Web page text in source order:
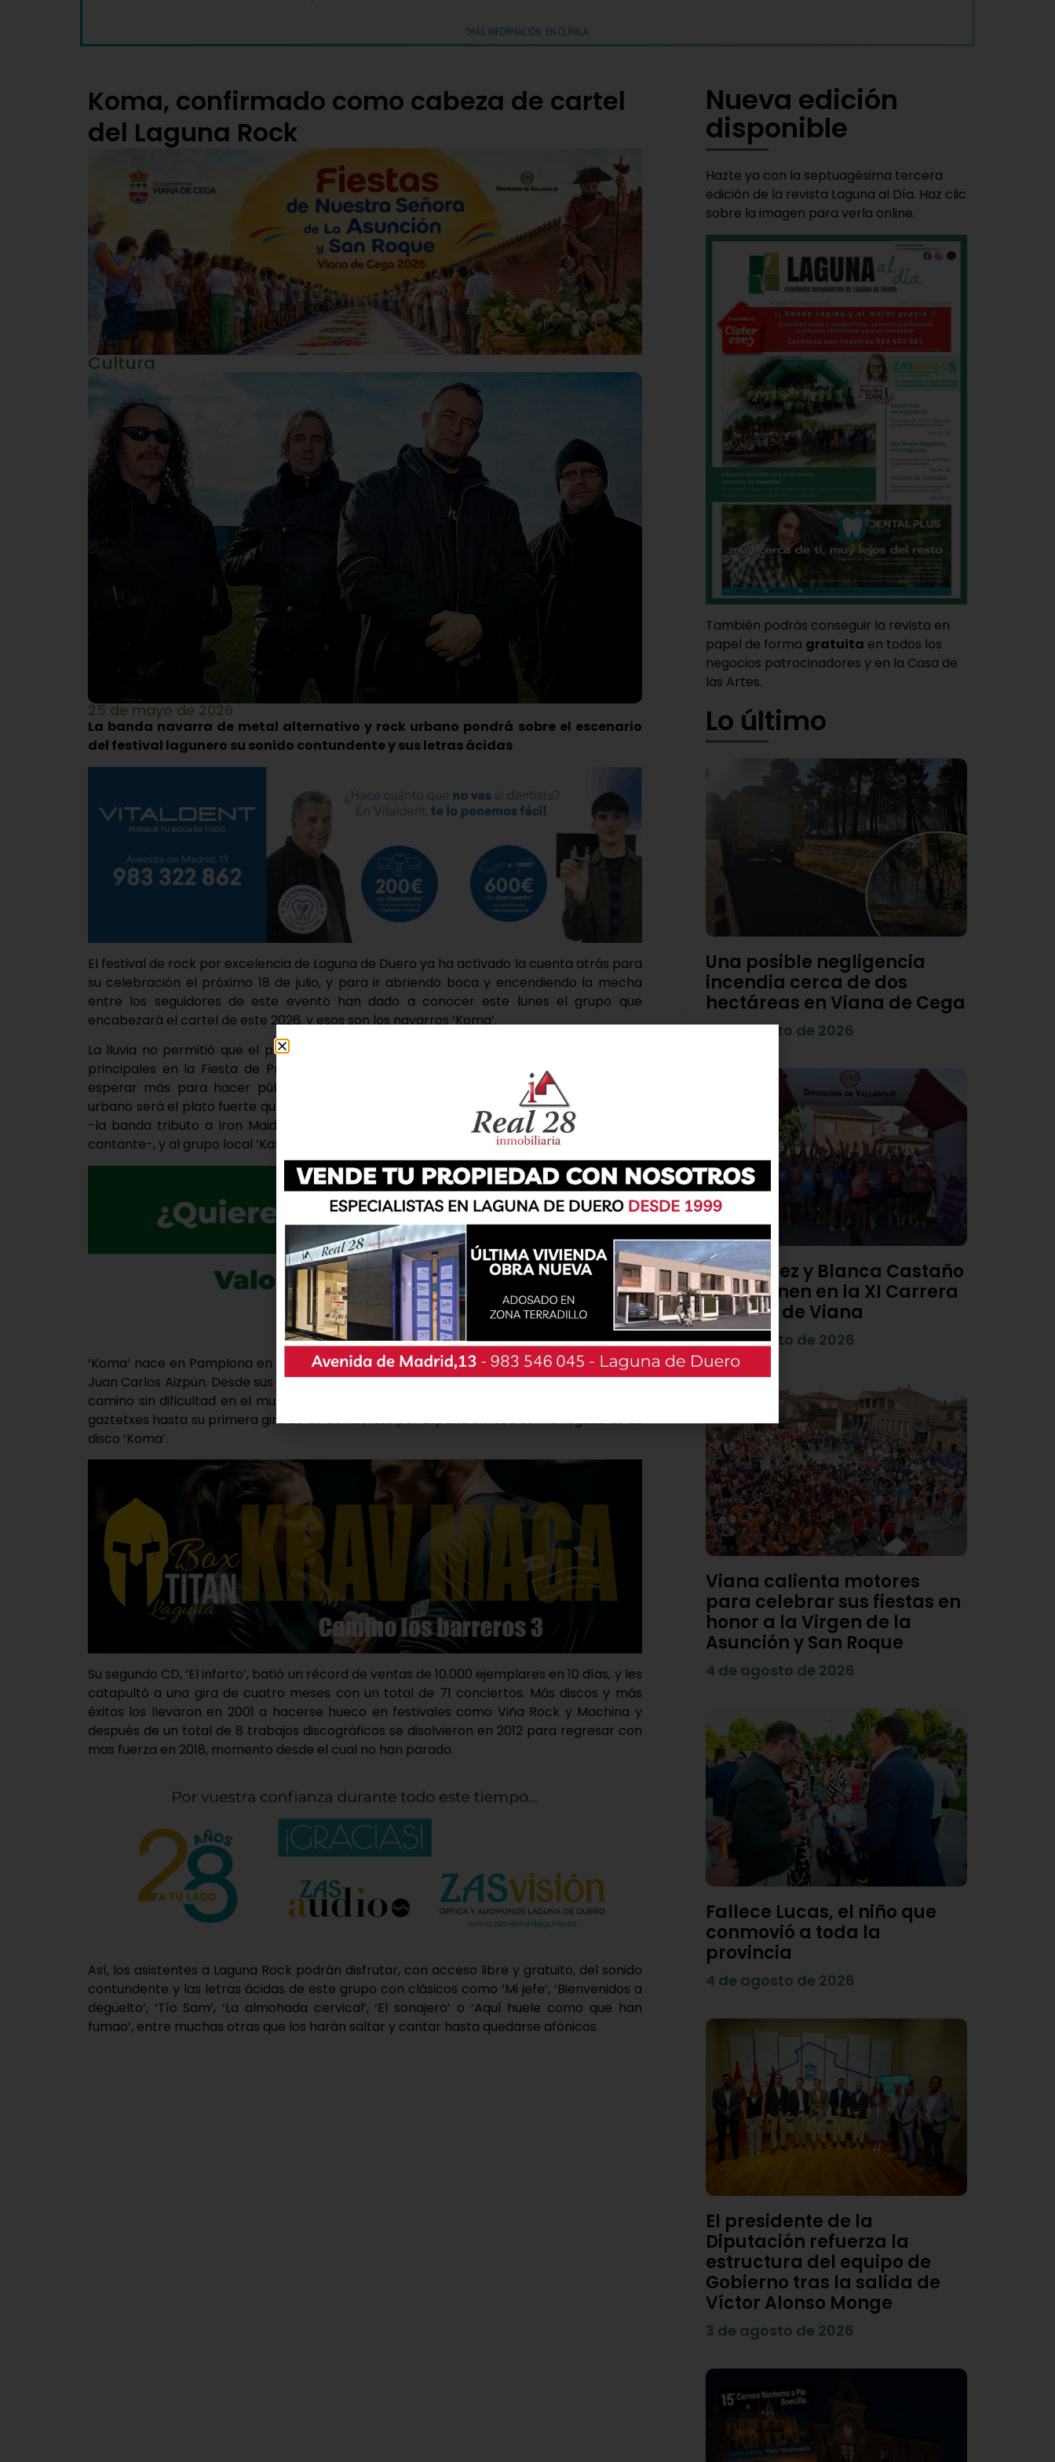
Koma, confirmado como cabeza de cartel
del Laguna Rock
Cultura
25 de mayo de 2026
La banda navarra de metal alternativo y rock urbano pondrá sobre el escenario
del festival lagunero su sonido contundente y sus letras ácidas
El festival de rock por excelencia de Laguna de Duero ya ha activado la cuenta atrás para
su celebración el próximo 18 de julio, y para ir abriendo boca y encendiendo la mecha
entre los seguidores de este evento han dado a conocer este lunes el grupo que
encabezará el cartel de este 2026, y esos son los navarros ‘Koma’.
La lluvia no permitió que el pasado 10 de mayo se desvelase el nombre de los artistas
principales en la Fiesta de Presentación, y por ello los organizadores no han querido
esperar más para hacer público que la banda navarra de metal alternativo y rock
urbano será el plato fuerte que acompañe en este evento a ‘La Regadera’ o ‘Iron What?’
-la banda tributo a Iron Maiden que no pudo actuar en 2025 debido a la lesión de su
cantante-, y al grupo local ‘Kaskaos’.
‘Koma’ nace en Pamplona en 1995 de la mano de Brigi Duque, Rafa Redín, Natxo Zabala y
Juan Carlos Aizpún. Desde sus inicios, con su primera maqueta, la banda consiguió abrirse
camino sin dificultad en el mundo de la música, comenzando con conciertos en bares y
gaztetxes hasta su primera gira de 57 conciertos por España en 1996 con la llegada de su
disco ‘Koma’.
Su segundo CD, ‘El infarto’, batió un récord de ventas de 10.000 ejemplares en 10 días, y les
catapultó a una gira de cuatro meses con un total de 71 conciertos. Más discos y más
éxitos los llevaron en 2001 a hacerse hueco en festivales como Viña Rock y Machina y
después de un total de 8 trabajos discográficos se disolvieron en 2012 para regresar con
mas fuerza en 2018, momento desde el cual no han parado.
Así, los asistentes a Laguna Rock podrán disfrutar, con acceso libre y gratuito, del sonido
contundente y las letras ácidas de este grupo con clásicos como ‘Mi jefe’, ‘Bienvenidos a
degüelto’, ‘Tío Sam’, ‘La almohada cervical’, ‘El sonajero’ o ‘Aquí huele como que han
fumao’, entre muchas otras que los harán saltar y cantar hasta quedarse afónicos.
Nueva edición
disponible
Hazte ya con la septuagésima tercera
edición de la revista Laguna al Día. Haz clic
sobre la imagen para verla online.
También podrás conseguir la revista en
papel de forma gratuita en todos los
negocios patrocinadores y en la Casa de
las Artes.
Lo último
Una posible negligencia
incendia cerca de dos
hectáreas en Viana de Cega
7 de agosto de 2026
Diego Díez y Blanca Castaño
se imponen en la XI Carrera
Popular de Viana
4 de agosto de 2026
Viana calienta motores
para celebrar sus fiestas en
honor a la Virgen de la
Asunción y San Roque
4 de agosto de 2026
Fallece Lucas, el niño que
conmovió a toda la
provincia
4 de agosto de 2026
El presidente de la
Diputación refuerza la
estructura del equipo de
Gobierno tras la salida de
Víctor Alonso Monge
3 de agosto de 2026